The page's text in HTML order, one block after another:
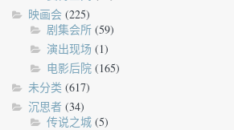
映画会 (225)
剧集会所 (59)
演出现场 (1)
电影后院 (165)
未分类 (617)
沉思者 (34)
传说之城 (5)